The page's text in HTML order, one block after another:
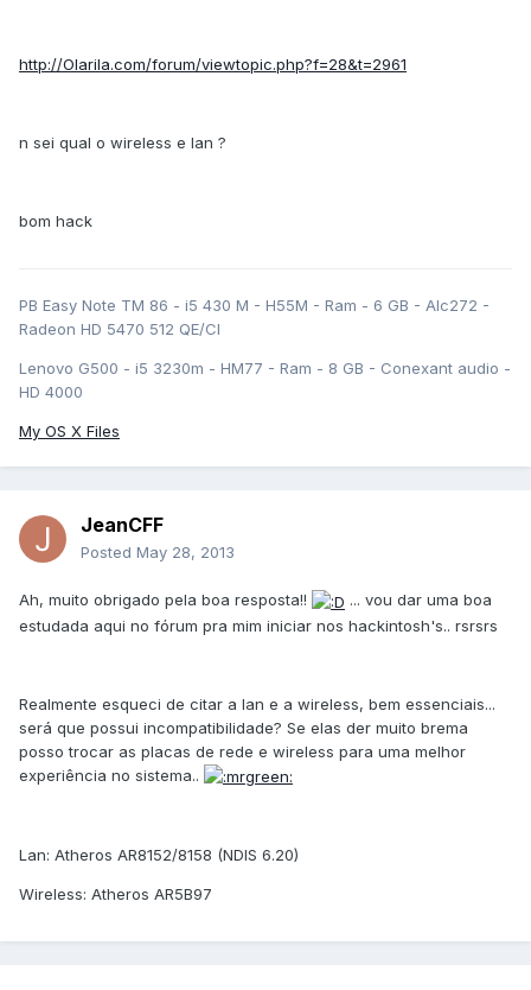
http://Olarila.com/forum/viewtopic.php?f=28&t=2961
n sei qual o wireless e lan ?
bom hack
PB Easy Note TM 86 - i5 430 M - H55M - Ram - 6 GB - Alc272 -
Radeon HD 5470 512 QE/CI
Lenovo G500 - i5 3230m - HM77 - Ram - 8 GB - Conexant audio -
HD 4000
My OS X Files
JeanCFF
Posted May 28, 2013
Ah, muito obrigado pela boa resposta!!
... vou dar uma boa
estudada aqui no fórum pra mim iniciar nos hackintosh's.. rsrsrs
Realmente esqueci de citar a lan e a wireless, bem essenciais...
será que possui incompatibilidade? Se elas der muito brema
posso trocar as placas de rede e wireless para uma melhor
experiência no sistema..
Lan: Atheros AR8152/8158 (NDIS 6.20)
Wireless: Atheros AR5B97